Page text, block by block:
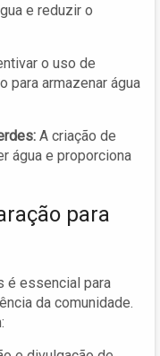
e reduzir o
o uso de
para armazenar água
A criação de
água e proporciona
para
é essencial para
da comunidade.